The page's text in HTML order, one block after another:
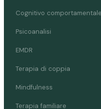
Cognitivo comportamentale
Psicoanalisi
EMDR
Terapia di coppia
Mindfulness
Terapia familiare